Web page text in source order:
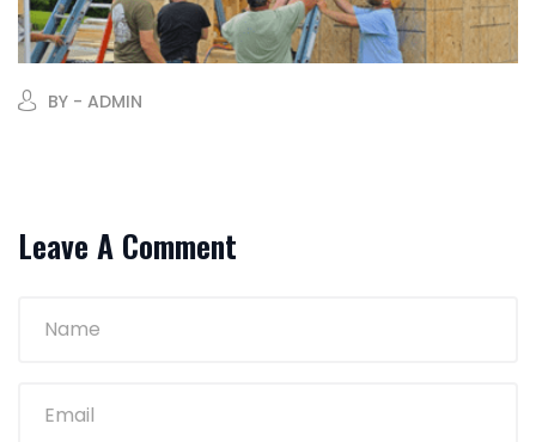
BY - ADMIN
Leave A Comment